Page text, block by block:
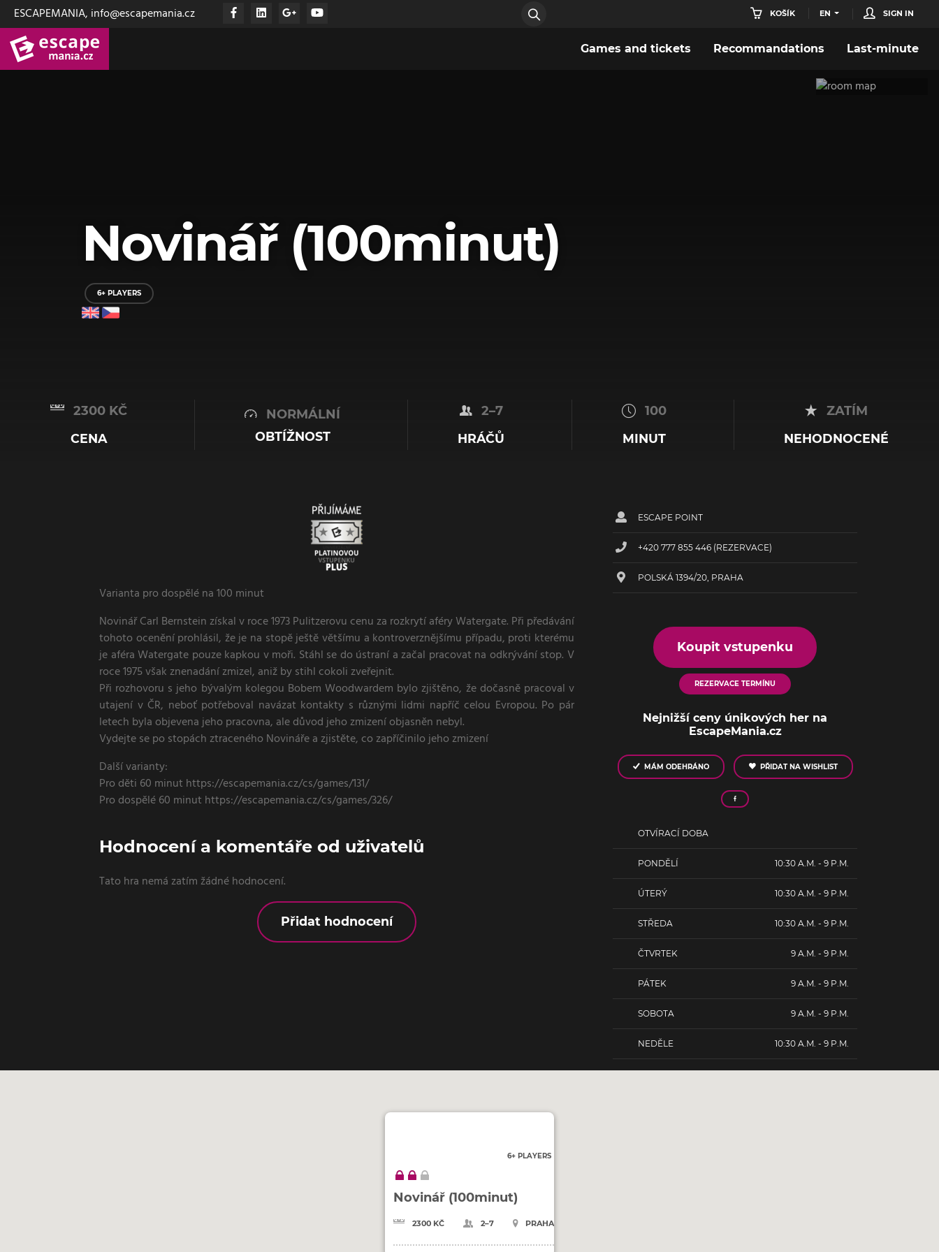
ESCAPEMANIA, info@escapemania.cz KOŠÍK EN SIGN IN
Games and tickets Recommandations Last-minute
Novinář (100minut)
6+ PLAYERS
2300 KČ
CENA
NORMÁLNÍ
OBTÍŽNOST
2–7
HRÁČŮ
100
MINUT
ZATÍM
NEHODNOCENÉ
Varianta pro dospělé na 100 minut
Novinář Carl Bernstein získal v roce 1973 Pulitzerovu cenu za rozkrytí aféry Watergate. Při předávání
tohoto ocenění prohlásil, že je na stopě ještě většímu a kontroverznějšímu případu, proti kterému
je aféra Watergate pouze kapkou v moři. Stáhl se do ústraní a začal pracovat na odkrývání stop. V
roce 1975 však znenadání zmizel, aniž by stihl cokoli zveřejnit.
Při rozhovoru s jeho bývalým kolegou Bobem Woodwardem bylo zjištěno, že dočasně pracoval v
utajení v ČR, neboť potřeboval navázat kontakty s různými lidmi napříč celou Evropou. Po pár
letech byla objevena jeho pracovna, ale důvod jeho zmizení objasněn nebyl.
Vydejte se po stopách ztraceného Novináře a zjistěte, co zapříčinilo jeho zmizení
Další varianty:
Pro děti 60 minut https://escapemania.cz/cs/games/131/
Pro dospělé 60 minut https://escapemania.cz/cs/games/326/
Hodnocení a komentáře od uživatelů
Tato hra nemá zatím žádné hodnocení.
Přidat hodnocení
ESCAPE POINT
+420 777 855 446 (REZERVACE)
POLSKÁ 1394/20, PRAHA
Koupit vstupenku
REZERVACE TERMÍNU
Nejnižší ceny únikových her na
EscapeMania.cz
MÁM ODEHRÁNO PŘIDAT NA WISHLIST
OTVÍRACÍ DOBA
PONDĚLÍ 10:30 A.M. - 9 P.M.
ÚTERÝ 10:30 A.M. - 9 P.M.
STŘEDA 10:30 A.M. - 9 P.M.
ČTVRTEK 9 A.M. - 9 P.M.
PÁTEK 9 A.M. - 9 P.M.
SOBOTA 9 A.M. - 9 P.M.
NEDĚLE 10:30 A.M. - 9 P.M.
6+ PLAYERS
Novinář (100minut)
2300 KČ 2–7 PRAHA